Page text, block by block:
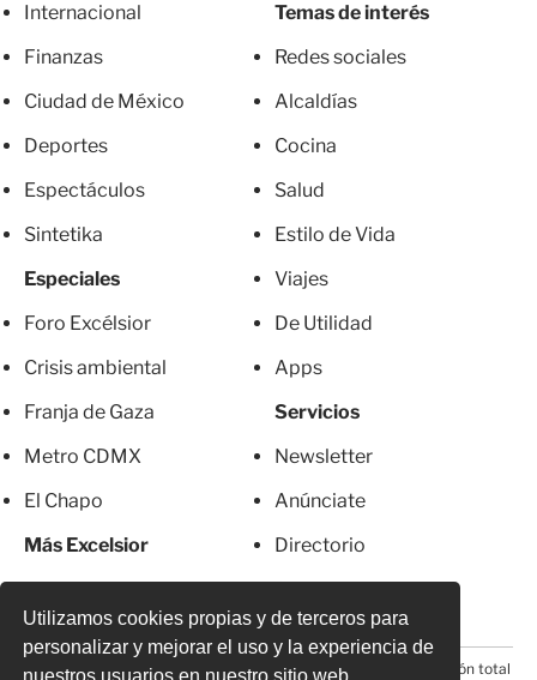
Utilizamos cookies propias y de terceros para
personalizar y mejorar el uso y la experiencia de
nuestros usuarios en nuestro sitio web.
Internacional
Finanzas
Ciudad de México
Deportes
Espectáculos
Sintetika
Especiales
Foro Excélsior
Crisis ambiental
Franja de Gaza
Metro CDMX
El Chapo
Más Excelsior
Mujeres
Temas de interés
Redes sociales
Alcaldías
Cocina
Salud
Estilo de Vida
Viajes
De Utilidad
Apps
Servicios
Newsletter
Anúnciate
Directorio
Suscripciones
© 2026 Todos los derechos reservados. Prohibida la reproducción total